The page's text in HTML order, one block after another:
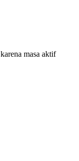
masa aktif